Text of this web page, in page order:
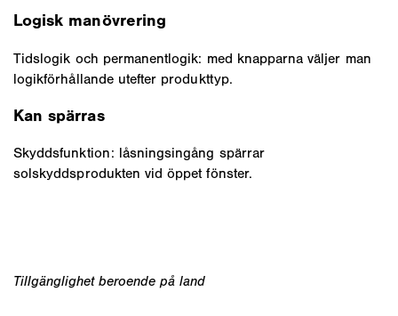
Logisk manövrering
Tidslogik och permanentlogik: med knapparna väljer man
logikförhållande utefter produkttyp.
Kan spärras
Skyddsfunktion: låsningsingång spärrar
solskyddsprodukten vid öppet fönster.